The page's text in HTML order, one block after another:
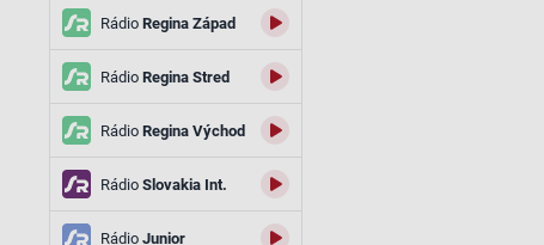
RádioRegina Západ
RádioRegina Stred
RádioRegina Východ
RádioSlovakia Int.
RádioJunior